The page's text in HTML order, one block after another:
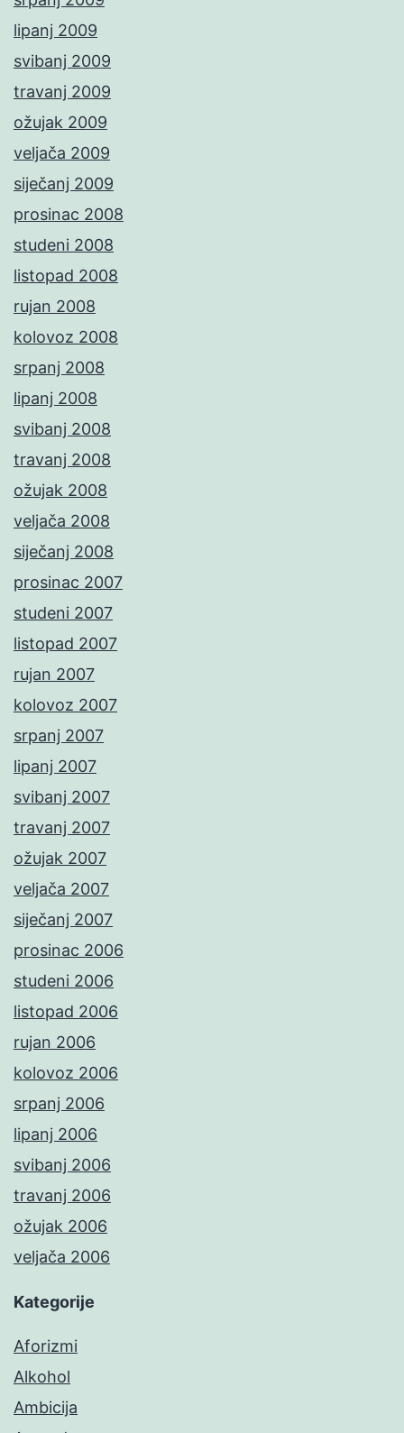
lipanj 2009
svibanj 2009
travanj 2009
ožujak 2009
veljača 2009
siječanj 2009
prosinac 2008
studeni 2008
listopad 2008
rujan 2008
kolovoz 2008
srpanj 2008
lipanj 2008
svibanj 2008
travanj 2008
ožujak 2008
veljača 2008
siječanj 2008
prosinac 2007
studeni 2007
listopad 2007
rujan 2007
kolovoz 2007
srpanj 2007
lipanj 2007
svibanj 2007
travanj 2007
ožujak 2007
veljača 2007
siječanj 2007
prosinac 2006
studeni 2006
listopad 2006
rujan 2006
kolovoz 2006
srpanj 2006
lipanj 2006
svibanj 2006
travanj 2006
ožujak 2006
veljača 2006
Kategorije
Aforizmi
Alkohol
Ambicija